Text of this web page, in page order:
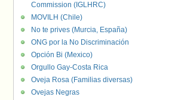
Commission (IGLHRC)
MOVILH (Chile)
No te prives (Murcia, España)
ONG por la No Discriminación
Opción Bi (Mexico)
Orgullo Gay-Costa Rica
Oveja Rosa (Familias diversas)
Ovejas Negras